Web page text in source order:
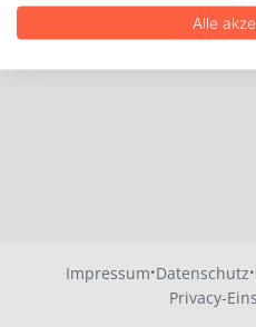
Impressum·Datenschutz·
Privacy-
Alle